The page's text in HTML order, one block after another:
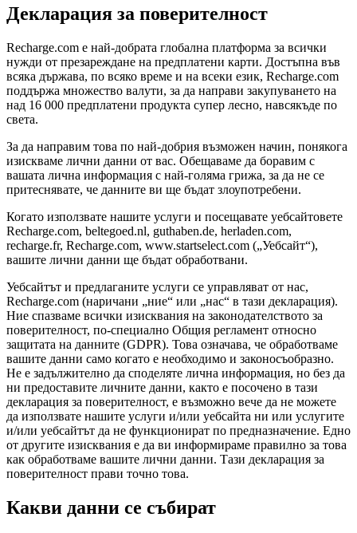
Декларация за поверителност
Recharge.com е най-добрата глобална платформа за всички
нужди от презареждане на предплатени карти. Достъпна във
всяка държава, по всяко време и на всеки език, Recharge.com
поддържа множество валути, за да направи закупуването на
над 16 000 предплатени продукта супер лесно, навсякъде по
света.
За да направим това по най-добрия възможен начин, понякога
изискваме лични данни от вас. Обещаваме да боравим с
вашата лична информация с най-голяма грижа, за да не се
притеснявате, че данните ви ще бъдат злоупотребени.
Когато използвате нашите услуги и посещавате уебсайтовете
Recharge.com, beltegoed.nl, guthaben.de, herladen.com,
recharge.fr, Recharge.com, www.startselect.com („Уебсайт“),
вашите лични данни ще бъдат обработвани.
Уебсайтът и предлаганите услуги се управляват от нас,
Recharge.com (наричани „ние“ или „нас“ в тази декларация).
Ние спазваме всички изисквания на законодателството за
поверителност, по-специално Общия регламент относно
защитата на данните (GDPR). Това означава, че обработваме
вашите данни само когато е необходимо и законосъобразно.
Не е задължително да споделяте лична информация, но без да
ни предоставите личните данни, както е посочено в тази
декларация за поверителност, е възможно вече да не можете
да използвате нашите услуги и/или уебсайта ни или услугите
и/или уебсайтът да не функционират по предназначение. Едно
от другите изисквания е да ви информираме правилно за това
как обработваме вашите лични данни. Тази декларация за
поверителност прави точно това.
Какви данни се събират